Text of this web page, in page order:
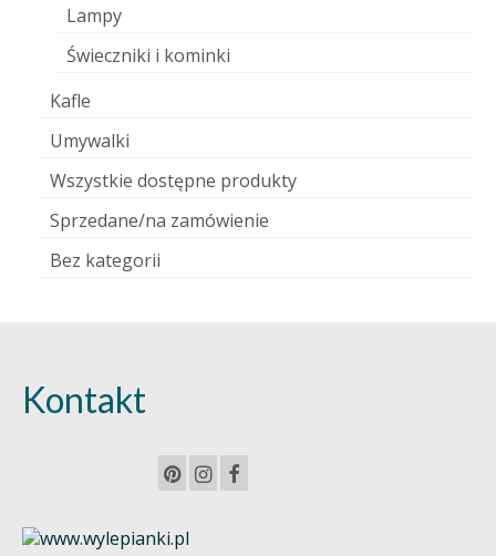
Lampy
Świeczniki i kominki
Kafle
Umywalki
Wszystkie dostępne produkty
Sprzedane/na zamówienie
Bez kategorii
Kontakt